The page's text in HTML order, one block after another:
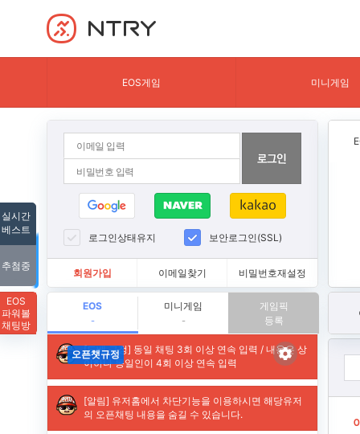
NTRY
EOS게임 미니게임
로그인상태유지 보안로그인(SSL)
회원가입 이메일찾기 비밀번호재설정
EOS
-
미니게임
-
게임픽
등록
실시간
베스트
추첨중
EOS
파워볼
채팅방